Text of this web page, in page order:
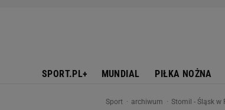
SPORT.PL+ MUNDIAL PIŁKA NOŻNA
Sport archiwum Stomil - Śląsk w